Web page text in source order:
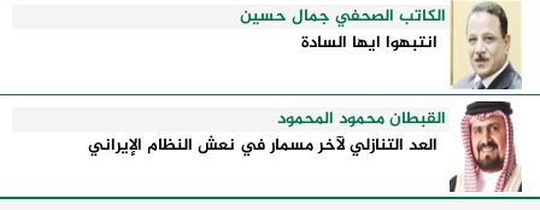
الكاتب الصحفي جمال حسين
انتبهوا ايها السادة
القبطان محمود المحمود
العد التنازلي لآخر مسمار في نعش النظام الإيراني